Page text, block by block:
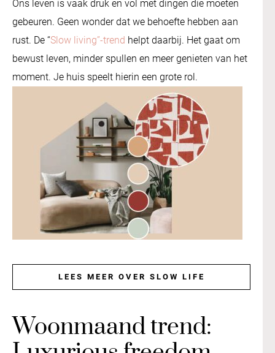
Ons leven is vaak druk en vol met dingen die moeten
gebeuren. Geen wonder dat we behoefte hebben aan
rust. De “Slow living”-trend helpt daarbij. Het gaat om
bewust leven, minder spullen en meer genieten van het
moment. Je huis speelt hierin een grote rol.
LEES MEER OVER SLOW LIFE
Woonmaand trend: